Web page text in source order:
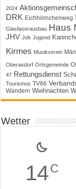
2024
DRK Eichhörnchenweg
Glasfaserausbau Haus
JHV Job Jugend
Kirmes Musikverein
Oberasdorf Ortsgemeinde
47 Rettungsdienst
Tourismus TV66
Wandern Weihnachten
Wetter
14C